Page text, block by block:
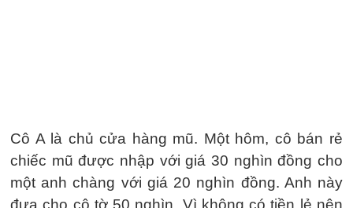
Cô A là chủ cửa hàng mũ. Một hôm, cô bán rẻ
chiếc mũ được nhập với giá 30 nghìn đồng cho
một anh chàng với giá 20 nghìn đồng. Anh này
đưa cho cô tờ 50 nghìn. Vì không có tiền lẻ nên